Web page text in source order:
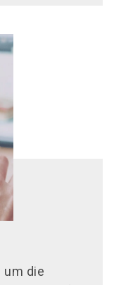
um die